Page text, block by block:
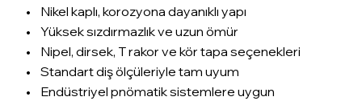
• Nikel kaplı, korozyona dayanıklı yapı
• Yüksek sızdırmazlık ve uzun ömür
• Nipel, dirsek, T rakor ve kör tapa seçenekleri
• Standart diş ölçüleriyle tam uyum
• Endüstriyel pnömatik sistemlere uygun